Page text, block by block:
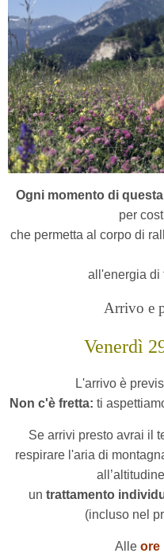
Ogni momento di
per
che permetta al corpo di
all'energia di
Arrivo e
Venerdì
L'arrivo è
Non c'è fretta: ti
Se arrivi presto avrai il
respirare l'aria di
all’altitudine
un trattamento
(incluso nel
Alle ore